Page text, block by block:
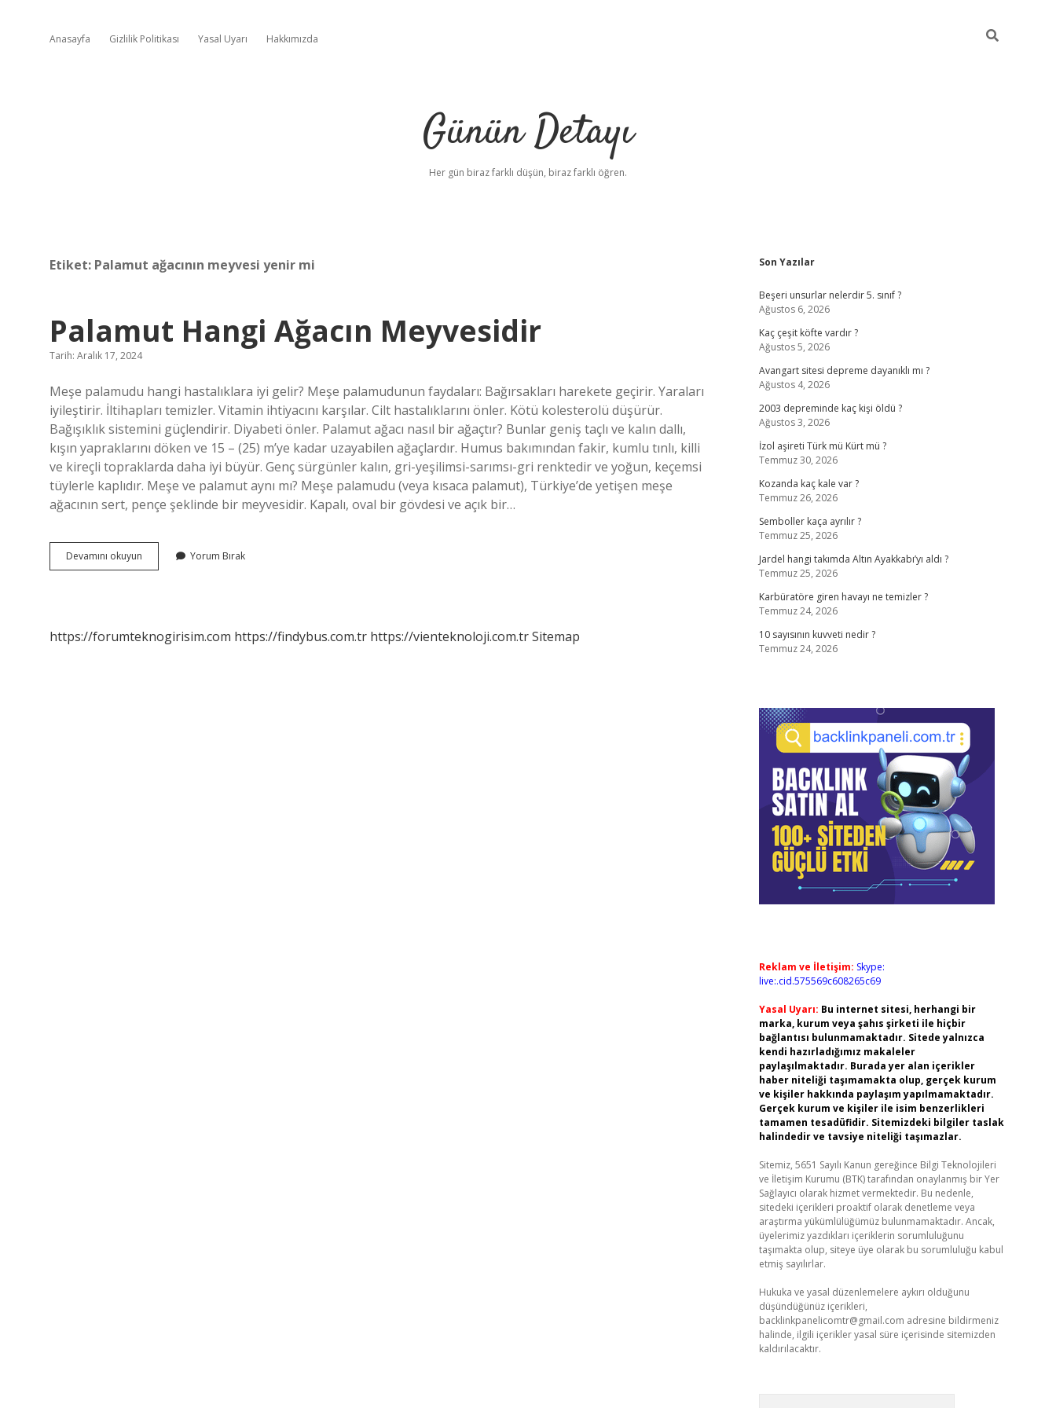
Anasayfa Gizlilik Politikası Yasal Uyarı Hakkımızda
Günün Detayı
Her gün biraz farklı düşün, biraz farklı öğren.
Etiket: Palamut ağacının meyvesi yenir mi
Palamut Hangi Ağacın Meyvesidir
Tarih: Aralık 17, 2024
Meşe palamudu hangi hastalıklara iyi gelir? Meşe palamudunun faydaları: Bağırsakları harekete geçirir. Yaraları
iyileştirir. İltihapları temizler. Vitamin ihtiyacını karşılar. Cilt hastalıklarını önler. Kötü kolesterolü düşürür.
Bağışıklık sistemini güçlendirir. Diyabeti önler. Palamut ağacı nasıl bir ağaçtır? Bunlar geniş taçlı ve kalın dallı,
kışın yapraklarını döken ve 15 – (25) m’ye kadar uzayabilen ağaçlardır. Humus bakımından fakir, kumlu tınlı, killi
ve kireçli topraklarda daha iyi büyür. Genç sürgünler kalın, gri-yeşilimsi-sarımsı-gri renktedir ve yoğun, keçemsi
tüylerle kaplıdır. Meşe ve palamut aynı mı? Meşe palamudu (veya kısaca palamut), Türkiye’de yetişen meşe
ağacının sert, pençe şeklinde bir meyvesidir. Kapalı, oval bir gövdesi ve açık bir…
Devamını okuyun Palamut
Hangi
Yorum Bırak
https://forumteknogirisim.com https://findybus.com.tr https://vienteknoloji.com.trSitemap
Sidebar
Son Yazılar
Beşeri unsurlar nelerdir 5. sınıf ?
Ağustos 6, 2026
Kaç çeşit köfte vardır ?
Ağustos 5, 2026
Avangart sitesi depreme dayanıklı mı ?
Ağustos 4, 2026
2003 depreminde kaç kişi öldü ?
Ağustos 3, 2026
İzol aşireti Türk mü Kürt mü ?
Temmuz 30, 2026
Kozanda kaç kale var ?
Temmuz 26, 2026
Semboller kaça ayrılır ?
Temmuz 25, 2026
Jardel hangi takımda Altın Ayakkabı’yı aldı ?
Temmuz 25, 2026
Karbüratöre giren havayı ne temizler ?
Temmuz 24, 2026
10 sayısının kuvveti nedir ?
Temmuz 24, 2026
Reklam ve İletişim: Skype:
live:.cid.575569c608265c69
Yasal Uyarı: Bu internet sitesi, herhangi bir
marka, kurum veya şahıs şirketi ile hiçbir
bağlantısı bulunmamaktadır. Sitede yalnızca
kendi hazırladığımız makaleler
paylaşılmaktadır. Burada yer alan içerikler
haber niteliği taşımamakta olup, gerçek kurum
ve kişiler hakkında paylaşım yapılmamaktadır.
Gerçek kurum ve kişiler ile isim benzerlikleri
tamamen tesadüfidir. Sitemizdeki bilgiler taslak
halindedir ve tavsiye niteliği taşımazlar.
Sitemiz, 5651 Sayılı Kanun gereğince Bilgi Teknolojileri
ve İletişim Kurumu (BTK) tarafından onaylanmış bir Yer
Sağlayıcı olarak hizmet vermektedir. Bu nedenle,
sitedeki içerikleri proaktif olarak denetleme veya
araştırma yükümlülüğümüz bulunmamaktadır. Ancak,
üyelerimiz yazdıkları içeriklerin sorumluluğunu
taşımakta olup, siteye üye olarak bu sorumluluğu kabul
etmiş sayılırlar.
Hukuka ve yasal düzenlemelere aykırı olduğunu
düşündüğünüz içerikleri,
backlinkpanelicomtr@gmail.com adresine bildirmeniz
halinde, ilgili içerikler yasal süre içerisinde sitemizden
kaldırılacaktır.